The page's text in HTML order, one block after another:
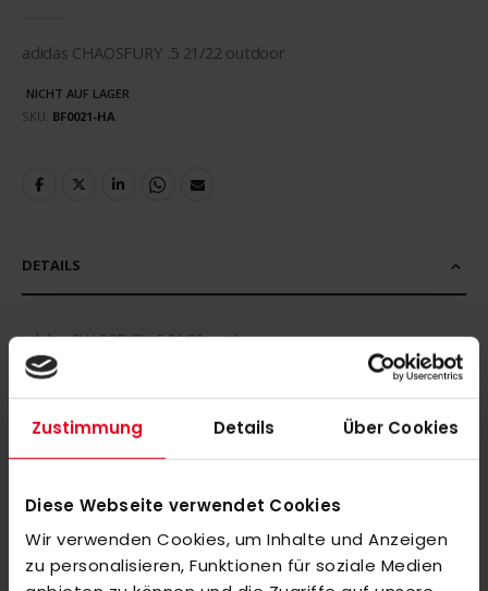
Zustimmung Details Über Cookies
Diese Webseite verwendet Cookies
Wir verwenden Cookies, um Inhalte und Anzeigen
zu personalisieren, Funktionen für soziale Medien
adidas CHAOSFURY .5 21/22 outdoor
NICHT AUF LAGER
SKU BF0021-HA
DETAILS
adidas CHAOSFURY .5 21/22 outdoor
MEHR INFORMATIONEN
ÄHNLICHE PRODUKTE
Markieren Sie die Artikel, um Sie dem Warenkorb hinzuzufügen
oder Alle auswählen